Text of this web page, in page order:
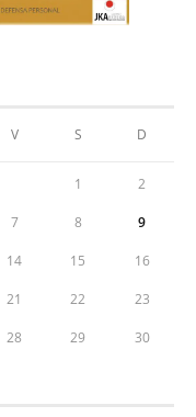
V S D
1 2
7 8 9
14 15 16
21 22 23
28 29 30